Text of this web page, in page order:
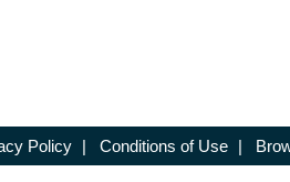
Policy | Conditions of Use |